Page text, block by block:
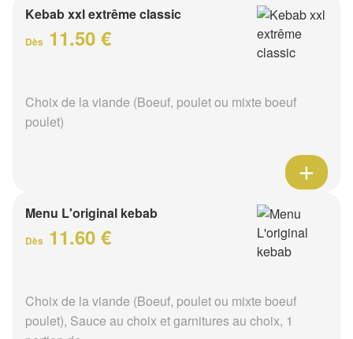
Kebab xxl extrême classic
Dès 11.50 €
Choix de la viande (Boeuf, poulet ou mixte boeuf
poulet)
Menu L'original kebab
Dès 11.60 €
Choix de la viande (Boeuf, poulet ou mixte boeuf
poulet), Sauce au choix et garnitures au choix, 1